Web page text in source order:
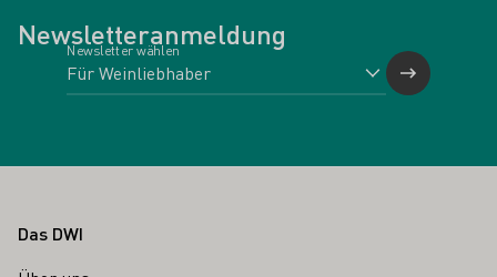
Newsletteranmeldung
Newsletter wählen
Fußbereich
Das DWI